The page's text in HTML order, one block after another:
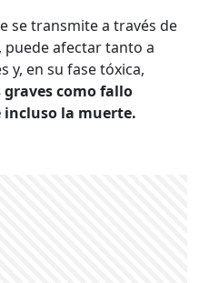
se transmite a través de
afectar tanto a
y, en su fase tóxica,
como fallo
la muerte.